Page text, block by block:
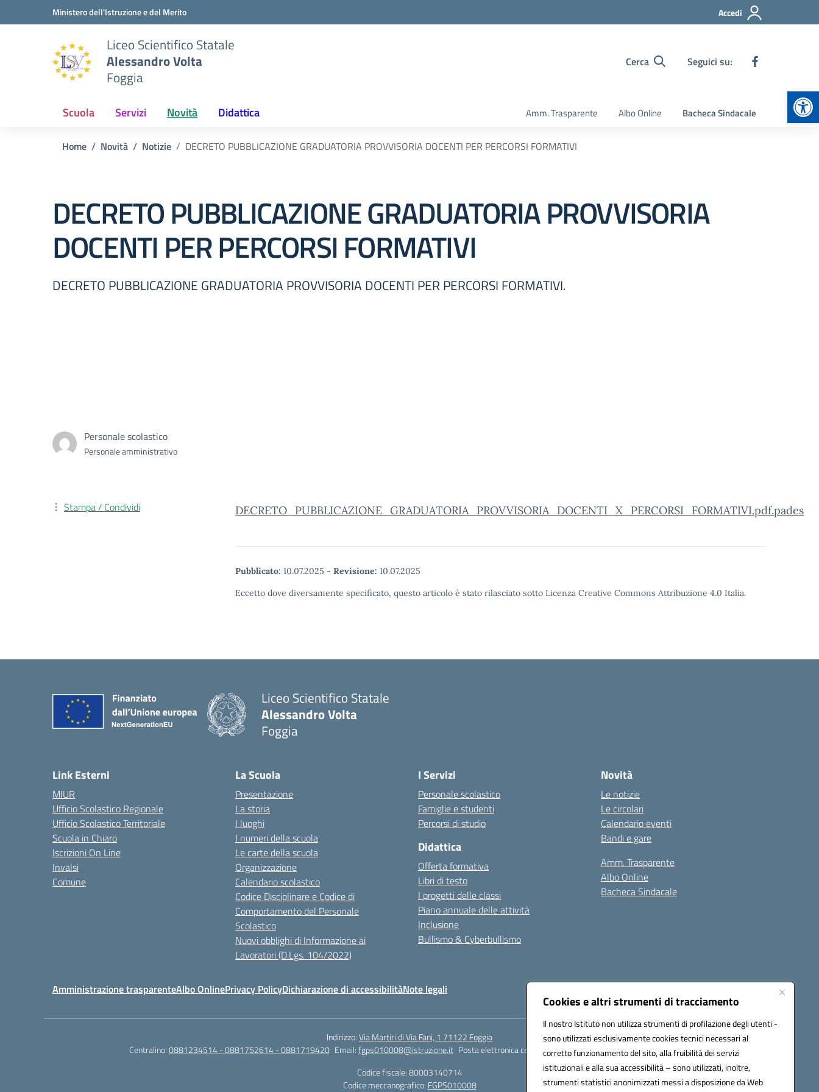
Cookies e altri strumenti di tracciamento
Il nostro Istituto non utilizza strumenti di profilazione degli utenti -
sono utilizzati esclusivamente cookies tecnici necessari al
corretto funzionamento del sito, alla fruibilità dei servizi
istituzionali e alla sua accessibilità – sono utilizzati, inoltre,
strumenti statistici anonimizzati messi a disposizione da Web
Vai ai contenuti
Vai al menu di navigazioneMinistero dell'Istruzione e del Merito Accedi
Liceo Scientifico Statale
Alessandro Volta
Foggia
Cerca Seguici su:
Scuola Servizi Novità Didattica Amm. Trasparente Albo Online Bacheca Sindacale
Home Novità Notizie DECRETO PUBBLICAZIONE GRADUATORIA PROVVISORIA DOCENTI PER PERCORSI FORMATIVI
DECRETO PUBBLICAZIONE GRADUATORIA PROVVISORIA
DOCENTI PER PERCORSI FORMATIVI
DECRETO PUBBLICAZIONE GRADUATORIA PROVVISORIA DOCENTI PER PERCORSI FORMATIVI.
Personale scolastico
Personale amministrativo
DECRETO_PUBBLICAZIONE_GRADUATORIA_PROVVISORIA_DOCENTI_X_PERCORSI_FORMATIVI.pdf.pades
Pubblicato: 10.07.2025 - Revisione: 10.07.2025
Eccetto dove diversamente specificato, questo articolo è stato rilasciato sotto Licenza Creative Commons Attribuzione 4.0 Italia.
Stampa / Condividi
Liceo Scientifico Statale
Alessandro Volta
Foggia
Link Esterni
MIUR
Ufficio Scolastico Regionale
Ufficio Scolastico Territoriale
Scuola in Chiaro
Iscrizioni On Line
Invalsi
Comune
La Scuola
Presentazione
La storia
I luoghi
I numeri della scuola
Le carte della scuola
Organizzazione
Calendario scolastico
Codice Disciplinare e Codice di
Comportamento del Personale
Scolastico
Nuovi obblighi di Informazione ai
Lavoratori (D.Lgs. 104/2022)
I Servizi
Personale scolastico
Famiglie e studenti
Percorsi di studio
Didattica
Offerta formativa
Libri di testo
I progetti delle classi
Piano annuale delle attività
Inclusione
Bullismo & Cyberbullismo
Novità
Le notizie
Le circolari
Calendario eventi
Bandi e gare
Amm. Trasparente
Albo Online
Bacheca Sindacale
Amministrazione trasparenteAlbo OnlinePrivacy PolicyDichiarazione di accessibilitàNote legali Seguici su:
Indirizzo:Via Martiri di Via Fani, 1 71122 Foggia
Centralino:0881234514 - 0881752614 - 0881719420 Email:fgps010008@istruzione.it Posta elettronica certificata (PEC):fgps010008@pec.istruzione.it
Codice fiscale: 80003140714
Codice meccanografico: FGPS010008